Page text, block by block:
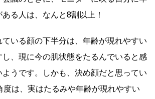
る人は、なんと8割以上！
いる顔の下半分は、年齢が現れやすい
し、現に今の肌状態をたるんでいると感
ようです。しかも、決め顔だと思ってい
度は、実はたるみや年齢が現れやすい